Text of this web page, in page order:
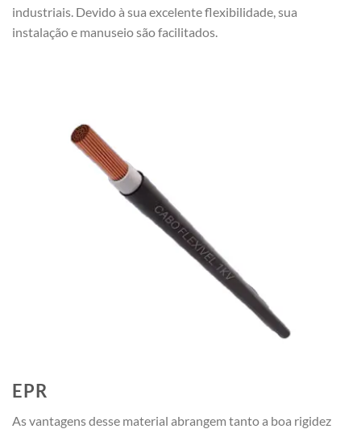
industriais. Devido à sua excelente flexibilidade, sua
instalação e manuseio são facilitados.
EPR
As vantagens desse material abrangem tanto a boa rigidez